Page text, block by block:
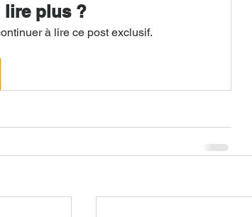
lire plus ?
à lire ce post exclusif.